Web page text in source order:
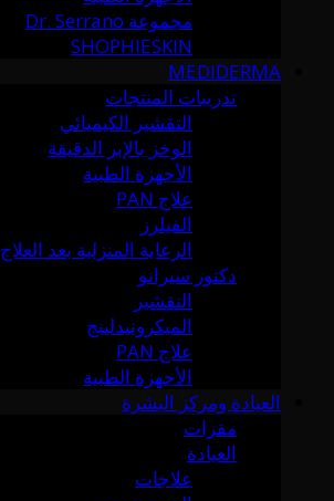
مجموعة Dr. Serrano
SHOPHIESKIN
MEDIDERMA
تدريبات المنتجات
التقشير الكيميائي
الوخز بالإبر الدقيقة
الأجهزة الطبية
علاج PAN
الفيلرز
الرعاية المنزلية بعد العلاج
دكتور سيرانو
التقشير
الميكرونيدلينج
علاج PAN
الأجهزة الطبية
العيادة ومركز البشرة
مقرات
العيادة
علاجات